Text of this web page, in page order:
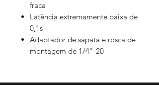
fraca
Latência extremamente baixa de
0,1s
Adaptador de sapata e rosca de
montagem de 1/4"-20